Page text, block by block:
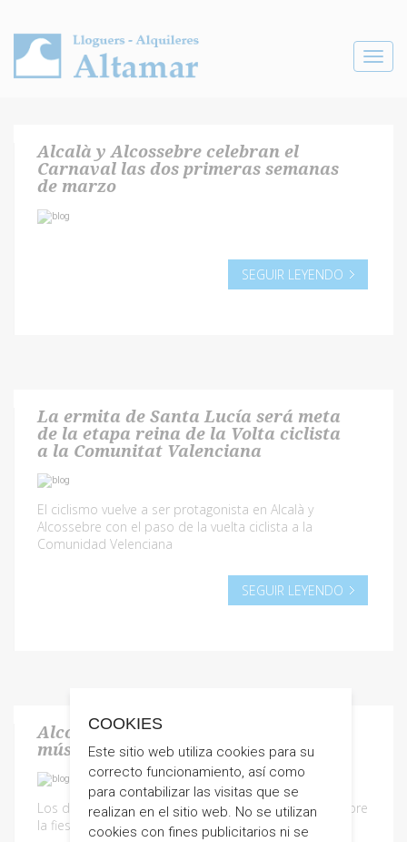
Toggle
Alcalà y Alcossebre celebran el
Carnaval las dos primeras semanas
de marzo
SEGUIR LEYENDO
La ermita de Santa Lucía será meta
de la etapa reina de la Volta ciclista
a la Comunitat Valenciana
El ciclismo vuelve a ser protagonista en Alcalà y
Alcossebre con el paso de la vuelta ciclista a la
Comunidad Velenciana
SEGUIR LEYENDO
Alcossebre celebra Sant Antoni con
música, cena popular y procesión
Los días 20 y 26 y 27 se celebrará en Alcalà y Alcossebre
la fiesta en honor a los animales
COOKIES
Este sitio web utiliza cookies para su
correcto funcionamiento, así como
para contabilizar las visitas que se
realizan en el sitio web. No se utilizan
cookies con fines publicitarios ni se